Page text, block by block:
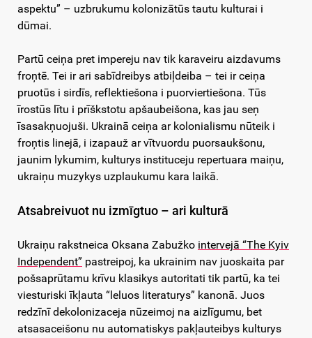
aspektu” – uzbrukumu kolonizātūs tautu kulturai i
dūmai.
Partū ceiņa pret impereju nav tik karaveiru aizdavums
froņtē. Tei ir ari sabīdreibys atbiļdeiba – tei ir ceiņa
pruotūs i sirdīs, reflektiešona i puorviertiešona. Tūs
īrostūs lītu i prīškstotu apšaubeišona, kas jau seņ
īsasakņuojuši. Ukrainā ceiņa ar kolonialismu nūteik i
froņtis linejā, i izapauž ar vītvuordu puorsaukšonu,
jaunim lykumim, kulturys instituceju repertuara maiņu,
ukraiņu muzykys uzplaukumu kara laikā.
Atsabreivuot nu izmīgtuo – ari kulturā
Ukraiņu rakstneica Oksana Zabužko intervejā “The Kyiv
Independent” pastreipoj, ka ukrainim nav juoskaita par
pošsaprūtamu krīvu klasikys autoritati tik partū, ka tei
viesturiski īkļauta “leluos literaturys” kanonā. Juos
redzīnī dekolonizaceja nūzeimoj na aizlīgumu, bet
atsasaceišonu nu automatiskys pakļauteibys kulturys